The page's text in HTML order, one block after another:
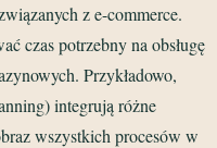
z e-commerce.
czas potrzebny na obsługę
Przykładowo,
integrują różne
wszystkich procesów w